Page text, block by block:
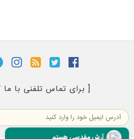
[ برای تماس تلفنی با